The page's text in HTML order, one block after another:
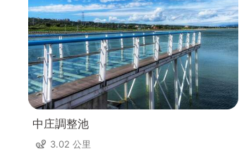
中庄調整池
3.02 公里